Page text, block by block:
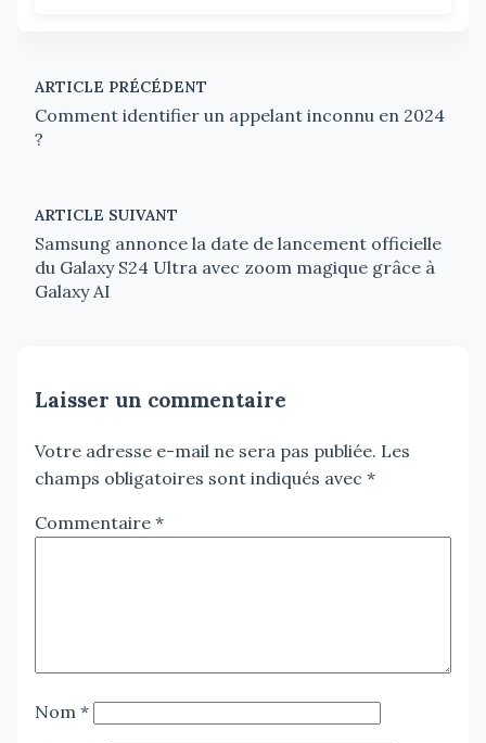
ARTICLE PRÉCÉDENT
Comment identifier un appelant inconnu en 2024
?
ARTICLE SUIVANT
Samsung annonce la date de lancement officielle
du Galaxy S24 Ultra avec zoom magique grâce à
Galaxy AI
Laisser un commentaire
Votre adresse e-mail ne sera pas publiée. Les
champs obligatoires sont indiqués avec *
Commentaire *
Nom *